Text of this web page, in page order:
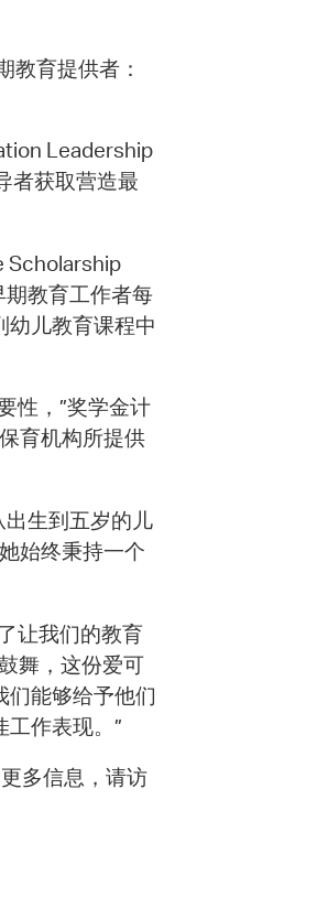
教育提供者：
Leadership
者获取营造最
Scholarship
教育工作者每
幼儿教育课程中
性，”奖学金计
育机构所提供
生到五岁的儿
始终秉持一个
让我们的教育
舞，这份爱可
们能够给予他们
作表现。”
多信息，请访